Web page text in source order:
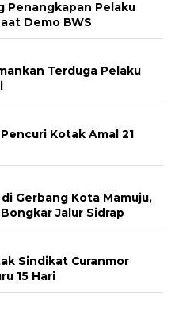
Penangkapan Pelaku
Demo BWS
Terduga Pelaku
Kotak Amal 21
Gerbang Kota Mamuju,
Jalur Sidrap
Sindikat Curanmor
15 Hari